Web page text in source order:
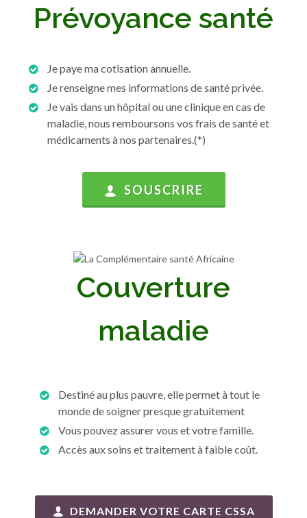
Prévoyance santé
Je paye ma cotisation annuelle.
Je renseigne mes informations de santé privée.
Je vais dans un hôpital ou une clinique en cas de
maladie, nous remboursons vos frais de santé et
médicaments à nos partenaires.(*)
SOUSCRIRE
Couverture
maladie
Destiné au plus pauvre, elle permet à tout le
monde de soigner presque gratuitement
Vous pouvez assurer vous et votre famille.
Accès aux soins et traitement à faible coût.
DEMANDER VOTRE CARTE CSSA